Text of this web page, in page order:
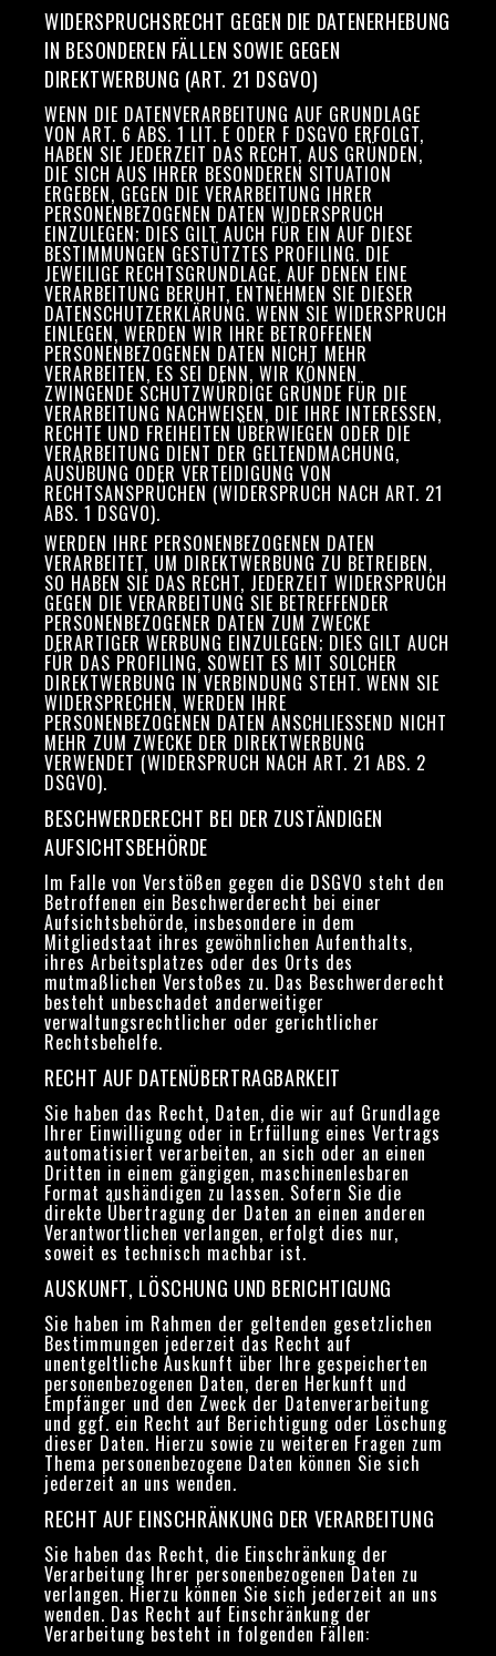
WIDERSPRUCHSRECHT GEGEN DIE DATENERHEBUNG
IN BESONDEREN FÄLLEN SOWIE GEGEN
DIREKTWERBUNG (ART. 21 DSGVO)
WENN DIE DATENVERARBEITUNG AUF GRUNDLAGE
VON ART. 6 ABS. 1 LIT. E ODER F DSGVO ERFOLGT,
HABEN SIE JEDERZEIT DAS RECHT, AUS GRÜNDEN,
DIE SICH AUS IHRER BESONDEREN SITUATION
ERGEBEN, GEGEN DIE VERARBEITUNG IHRER
PERSONENBEZOGENEN DATEN WIDERSPRUCH
EINZULEGEN; DIES GILT AUCH FÜR EIN AUF DIESE
BESTIMMUNGEN GESTÜTZTES PROFILING. DIE
JEWEILIGE RECHTSGRUNDLAGE, AUF DENEN EINE
VERARBEITUNG BERUHT, ENTNEHMEN SIE DIESER
DATENSCHUTZERKLÄRUNG. WENN SIE WIDERSPRUCH
EINLEGEN, WERDEN WIR IHRE BETROFFENEN
PERSONENBEZOGENEN DATEN NICHT MEHR
VERARBEITEN, ES SEI DENN, WIR KÖNNEN
ZWINGENDE SCHUTZWÜRDIGE GRÜNDE FÜR DIE
VERARBEITUNG NACHWEISEN, DIE IHRE INTERESSEN,
RECHTE UND FREIHEITEN ÜBERWIEGEN ODER DIE
VERARBEITUNG DIENT DER GELTENDMACHUNG,
AUSÜBUNG ODER VERTEIDIGUNG VON
RECHTSANSPRÜCHEN (WIDERSPRUCH NACH ART. 21
ABS. 1 DSGVO).
WERDEN IHRE PERSONENBEZOGENEN DATEN
VERARBEITET, UM DIREKTWERBUNG ZU BETREIBEN,
SO HABEN SIE DAS RECHT, JEDERZEIT WIDERSPRUCH
GEGEN DIE VERARBEITUNG SIE BETREFFENDER
PERSONENBEZOGENER DATEN ZUM ZWECKE
DERARTIGER WERBUNG EINZULEGEN; DIES GILT AUCH
FÜR DAS PROFILING, SOWEIT ES MIT SOLCHER
DIREKTWERBUNG IN VERBINDUNG STEHT. WENN SIE
WIDERSPRECHEN, WERDEN IHRE
PERSONENBEZOGENEN DATEN ANSCHLIESSEND NICHT
MEHR ZUM ZWECKE DER DIREKTWERBUNG
VERWENDET (WIDERSPRUCH NACH ART. 21 ABS. 2
DSGVO).
BESCHWERDE­RECHT BEI DER ZUSTÄNDIGEN
AUFSICHTS­BEHÖRDE
Im Falle von Verstößen gegen die DSGVO steht den
Betroffenen ein Beschwerderecht bei einer
Aufsichtsbehörde, insbesondere in dem
Mitgliedstaat ihres gewöhnlichen Aufenthalts,
ihres Arbeitsplatzes oder des Orts des
mutmaßlichen Verstoßes zu. Das Beschwerderecht
besteht unbeschadet anderweitiger
verwaltungsrechtlicher oder gerichtlicher
Rechtsbehelfe.
RECHT AUF DATEN­ÜBERTRAG­BARKEIT
Sie haben das Recht, Daten, die wir auf Grundlage
Ihrer Einwilligung oder in Erfüllung eines Vertrags
automatisiert verarbeiten, an sich oder an einen
Dritten in einem gängigen, maschinenlesbaren
Format aushändigen zu lassen. Sofern Sie die
direkte Übertragung der Daten an einen anderen
Verantwortlichen verlangen, erfolgt dies nur,
soweit es technisch machbar ist.
AUSKUNFT, LÖSCHUNG UND BERICHTIGUNG
Sie haben im Rahmen der geltenden gesetzlichen
Bestimmungen jederzeit das Recht auf
unentgeltliche Auskunft über Ihre gespeicherten
personenbezogenen Daten, deren Herkunft und
Empfänger und den Zweck der Datenverarbeitung
und ggf. ein Recht auf Berichtigung oder Löschung
dieser Daten. Hierzu sowie zu weiteren Fragen zum
Thema personenbezogene Daten können Sie sich
jederzeit an uns wenden.
RECHT AUF EINSCHRÄNKUNG DER VERARBEITUNG
Sie haben das Recht, die Einschränkung der
Verarbeitung Ihrer personenbezogenen Daten zu
verlangen. Hierzu können Sie sich jederzeit an uns
wenden. Das Recht auf Einschränkung der
Verarbeitung besteht in folgenden Fällen: